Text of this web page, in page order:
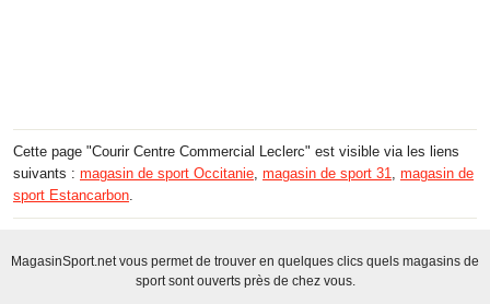
Cette page "Courir Centre Commercial Leclerc" est visible via les liens
suivants : magasin de sport Occitanie, magasin de sport 31, magasin de
sport Estancarbon.
MagasinSport.net vous permet de trouver en quelques clics quels magasins de
sport sont ouverts près de chez vous.